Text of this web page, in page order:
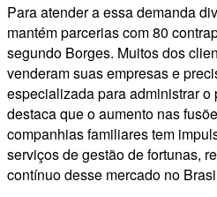
Para atender a essa demanda
mantém parcerias com 80
segundo Borges. Muitos dos
venderam suas empresas e
especializada para administrar
destaca que o aumento nas
companhias familiares tem
serviços de gestão de fortunas,
contínuo desse mercado no